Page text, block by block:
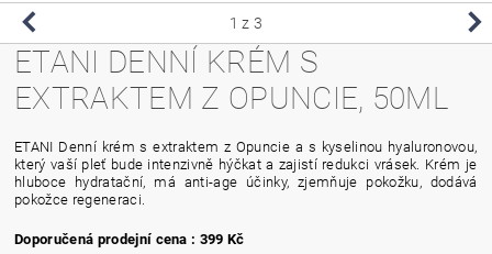
1 z 3
ETANI DENNÍ KRÉM S
EXTRAKTEM Z OPUNCIE, 50ML
ETANI Denní krém s extraktem z Opuncie a s kyselinou hyaluronovou,
který vaší pleť bude intenzivně hýčkat a zajistí redukci vrásek. Krém je
hluboce hydratační, má anti-age účinky, zjemňuje pokožku, dodává
pokožce regeneraci.
Doporučená prodejní cena : 399 Kč